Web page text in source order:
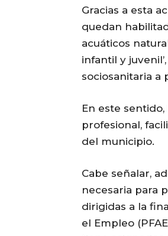
Gracias a esta
quedan
acuáticos
infantil y
sociosanitaria a
En este
profesional,
del municipio.
Cabe señalar,
necesaria para
dirigidas a la
el Empleo